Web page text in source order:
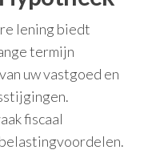
lening biedt
termijn
uw vastgoed en
fiscaal